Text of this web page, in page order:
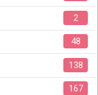
2
48
138
167